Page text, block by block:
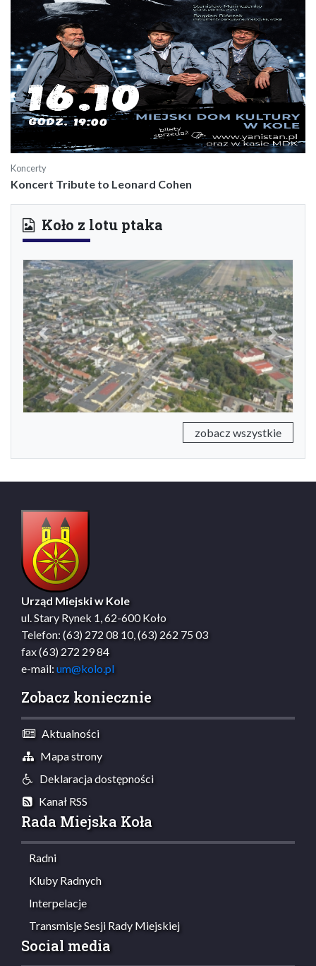
Koncerty
Koncert Tribute to Leonard Cohen
Koło z lotu ptaka
Previous Next
zobacz wszystkie
Urząd Miejski w Kole
ul. Stary Rynek 1, 62-600 Koło
Telefon: (63) 272 08 10, (63) 262 75 03
fax (63) 272 29 84
e-mail: um@kolo.pl
Zobacz koniecznie
Aktualności
Mapa strony
Deklaracja dostępności
Kanał RSS
Rada Miejska Koła
Radni
Kluby Radnych
Interpelacje
Transmisje Sesji Rady Miejskiej
Social media